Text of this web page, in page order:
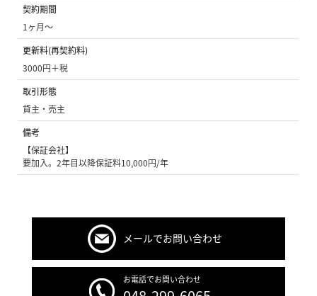
契約期間
1ヶ月〜
更新料(再契約料)
3000円＋税
取引形態
貸主・売主
備考
【保証会社】
要加入。2年目以降保証料10,000円/年
メールでお問い合わせ
お電話でお問い合わせ